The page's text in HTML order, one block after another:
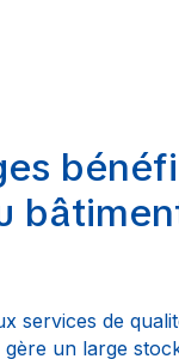
services de
un large